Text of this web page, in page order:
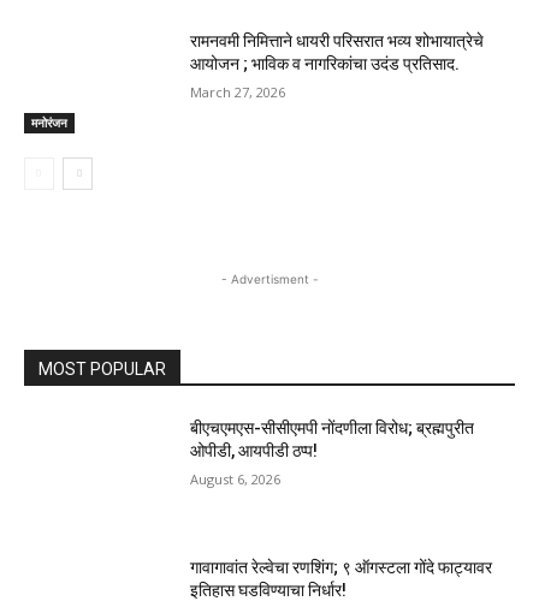
मनोरंजन
रामनवमी निमित्ताने धायरी परिसरात भव्य शोभायात्रेचे
आयोजन ; भाविक व नागरिकांचा उदंड प्रतिसाद.
March 27, 2026
- Advertisment -
MOST POPULAR
बीएचएमएस-सीसीएमपी नोंदणीला विरोध; ब्रह्मपुरीत
ओपीडी, आयपीडी ठप्प!
August 6, 2026
गावागावांत रेल्वेचा रणशिंग; ९ ऑगस्टला गोंदे फाट्यावर
इतिहास घडविण्याचा निर्धार!